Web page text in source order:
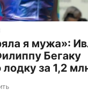
я мужа»:
Бегаку
за 1,2